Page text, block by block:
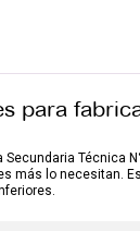
para
Técnica
más lo necesitan.